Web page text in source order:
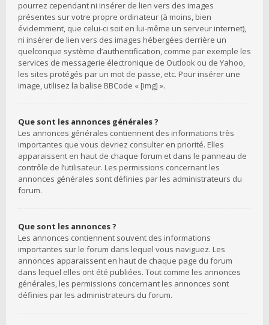
pourrez cependant ni insérer de lien vers des images
présentes sur votre propre ordinateur (à moins, bien
évidemment, que celui-ci soit en lui-même un serveur internet),
ni insérer de lien vers des images hébergées derrière un
quelconque système d’authentification, comme par exemple les
services de messagerie électronique de Outlook ou de Yahoo,
les sites protégés par un mot de passe, etc. Pour insérer une
image, utilisez la balise BBCode « [img] ».
Que sont les annonces générales ?
Les annonces générales contiennent des informations très
importantes que vous devriez consulter en priorité. Elles
apparaissent en haut de chaque forum et dans le panneau de
contrôle de l’utilisateur. Les permissions concernant les
annonces générales sont définies par les administrateurs du
forum.
Que sont les annonces ?
Les annonces contiennent souvent des informations
importantes sur le forum dans lequel vous naviguez. Les
annonces apparaissent en haut de chaque page du forum
dans lequel elles ont été publiées. Tout comme les annonces
générales, les permissions concernant les annonces sont
définies par les administrateurs du forum.